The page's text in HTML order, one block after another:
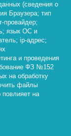
(сведения о
Браузера; тип
провайдер;
язык ОС и
ip-адрес;
и проведения
ФЗ №152
на обработку
файлы
повлияет на